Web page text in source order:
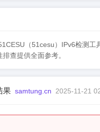
（51cesu）IPv6检测
查提供全面参考。
果 samtung.cn 2025-11-21